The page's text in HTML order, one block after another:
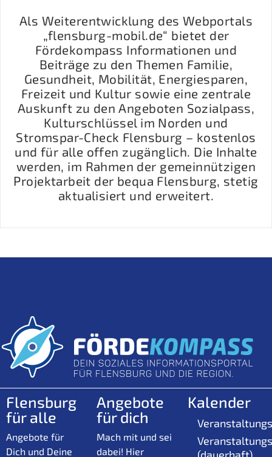
Als Weiterentwicklung des Webportals
„flensburg-mobil.de“ bietet der
Fördekompass Informationen und
Beiträge zu den Themen Familie,
Gesundheit, Mobilität, Energiesparen,
Freizeit und Kultur sowie eine zentrale
Auskunft zu den Angeboten Sozialpass,
Kulturschlüssel im Norden und
Stromspar-Check Flensburg – kostenlos
und für alle offen zugänglich. Die Inhalte
werden, im Rahmen der gemeinnützigen
Projektarbeit der bequa Flensburg, stetig
aktualisiert und erweitert.
Flensburg
für alle
Angebote für
Dich und Deine
Angebote
für dich
Mach mit und sei
dabei! Hier
Kalender